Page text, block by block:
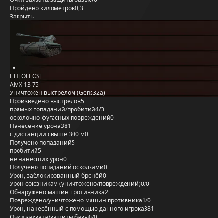
Пройдено километров0,3
Закрыть
LTI [OLEOS]
AMX 13 75
Уничтожен выстрелом (Gens32a)
Произведено выстрелов5
прямых попаданий/пробитий4/3
осколочно-фугасных повреждений0
Нанесение урона381
с дистанции свыше 300 м0
Получено попаданий5
пробитий5
не нанёсших урон0
Получено попаданий осколками0
Урон, заблокированный бронёй0
Урон союзникам (уничтожено/повреждений)0/0
Обнаружено машин противника2
Повреждено/уничтожено машин противника1/0
Урон, нанесённый с помощью данного игрока381